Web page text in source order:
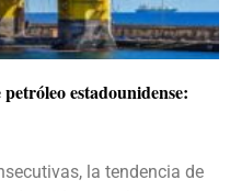
estadounidense:
la tendencia de